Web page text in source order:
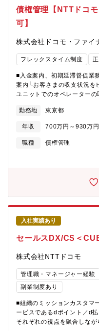
おいて、現在のパーツカタ
散しており、整備現場では
間を要しています。当社の
増に頼るのではなく、現状の
重要な課題となっています
などのデジタル技術を活用
一画面で確認できる仕組み
工数の削減と作業効率の向
場業務を理解したうえで業務
着・改善までを一貫して推
リア採用を実施します。【
届けして、安心安全にスズ
と安定運用を目指していま
の立ち上がりをサポートし
修、部門別研修 等・自己研
ることができます。・キャ
など 様々なスキ
ど、 幅広いフィ
外駐在にもチャレンジ
部内駐在実績拠点：
ア、フィリピン、ハンガリ
ー、 ア
キシコ、南アフリカ【スズ
の電子パーツカタログ（電
債権管理【NTTドコ
可】
株式会社ドコモ・ファイ
フレックスタイム制度
■入金案内、初期延滞督促業
案内└お客さまの収支状況を
ユニットでのオペレーター
い、 必要に応じて法的回収
代理人介入交渉業務└弁護士
に対して、弁護士事務所と
く、主に事務所の職員との
必要■裁判所関連業務└法的
ラット35）の督促関連業務
内└お客さまの収支状況をヒ
件処分など住宅ローンに関
式会社ドコモ・ファイナン
事業企画部、総務部、サー
ご希望を最大限配慮して配属
務)└全体の計画立案 ※どこ
収していくのか等■総務部(
ドコモ・ファイナンス社の
分析■サービシング部(立川
→50代以上が半分以上を占め
2.30代も充実しております
商品によってチーム分けさ
ので、中長期の架電を担当
るので、発生するケースは
担当するチームもございま
渉、裁判所への出廷業務な
勤務地 東京都
年収 700万円～930万円
職種
債権管理
入社実績あり
セールスDX/CS＜
株式会社NTTドコモ
管理職・マネージャー経験
副業制度あり
■組織のミッションカスタマ
ービスであるdポイント／d
それぞれの視点を融合しな